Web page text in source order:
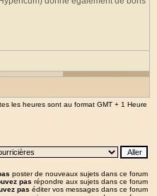
les heures sont au format GMT + 1 Heure
poster de nouveaux sujets dans ce forum
pas répondre aux sujets dans ce forum
pas éditer vos messages dans ce forum